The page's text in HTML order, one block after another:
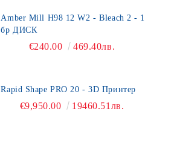
Amber Mill H98 12 W2 - Bleach 2 - 1
бр ДИСК
€240.00 469.40лв.
Rapid Shape PRO 20 - 3D Принтер
€9,950.00 19460.51лв.